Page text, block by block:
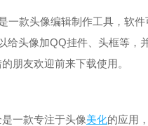
一款头像编辑制作工具，软
给头像加QQ挂件、头框等，
朋友欢迎前来下载使用。
一款专注于头像美化的应用